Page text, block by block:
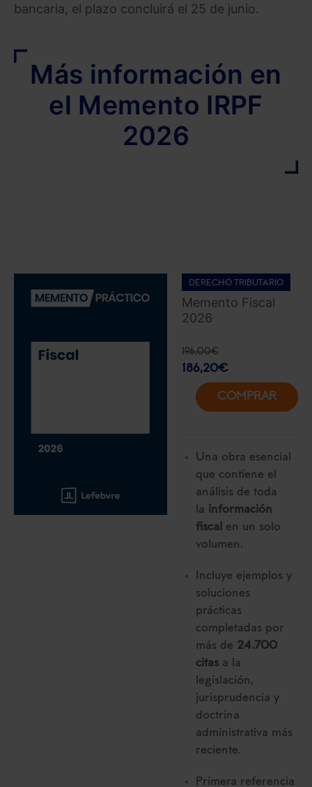
bancaria, el plazo concluirá el 25 de junio.
Más información en
el Memento IRPF
2026
DERECHO TRIBUTARIO
Memento Fiscal
2026
196,00€
186,20€
COMPRAR
Una obra esencial
que contiene el
análisis de toda
la información
fiscal en un solo
volumen.
Incluye ejemplos y
soluciones
prácticas
completadas por
más de 24.700
citas a la
legislación,
jurisprudencia y
doctrina
administrativa más
reciente.
Primera referencia